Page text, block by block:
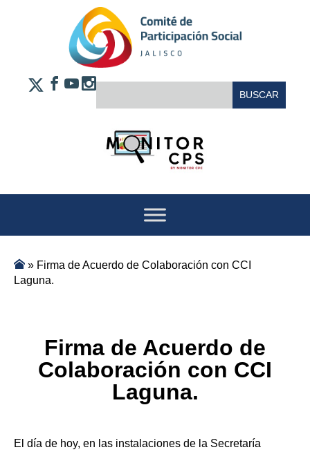
» Firma de Acuerdo de Colaboración con CCI
Laguna.
Firma de Acuerdo de
Colaboración con CCI
Laguna.
El día de hoy, en las instalaciones de la Secretaría